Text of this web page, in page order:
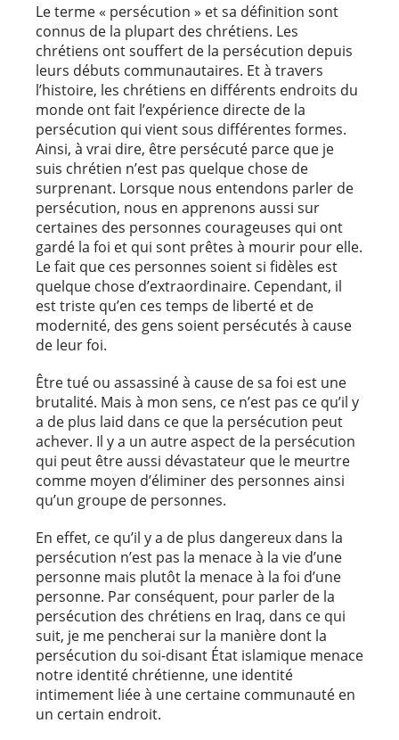
Le terme « persécution » et sa définition sont
connus de la plupart des chrétiens. Les
chrétiens ont souffert de la persécution depuis
leurs débuts communautaires. Et à travers
l’histoire, les chrétiens en différents endroits du
monde ont fait l’expérience directe de la
persécution qui vient sous différentes formes.
Ainsi, à vrai dire, être persécuté parce que je
suis chrétien n’est pas quelque chose de
surprenant. Lorsque nous entendons parler de
persécution, nous en apprenons aussi sur
certaines des personnes courageuses qui ont
gardé la foi et qui sont prêtes à mourir pour elle.
Le fait que ces personnes soient si fidèles est
quelque chose d’extraordinaire. Cependant, il
est triste qu’en ces temps de liberté et de
modernité, des gens soient persécutés à cause
de leur foi.
Être tué ou assassiné à cause de sa foi est une
brutalité. Mais à mon sens, ce n’est pas ce qu’il y
a de plus laid dans ce que la persécution peut
achever. Il y a un autre aspect de la persécution
qui peut être aussi dévastateur que le meurtre
comme moyen d’éliminer des personnes ainsi
qu’un groupe de personnes.
En effet, ce qu’il y a de plus dangereux dans la
persécution n’est pas la menace à la vie d’une
personne mais plutôt la menace à la foi d’une
personne. Par conséquent, pour parler de la
persécution des chrétiens en Iraq, dans ce qui
suit, je me pencherai sur la manière dont la
persécution du soi-disant État islamique menace
notre identité chrétienne, une identité
intimement liée à une certaine communauté en
un certain endroit.